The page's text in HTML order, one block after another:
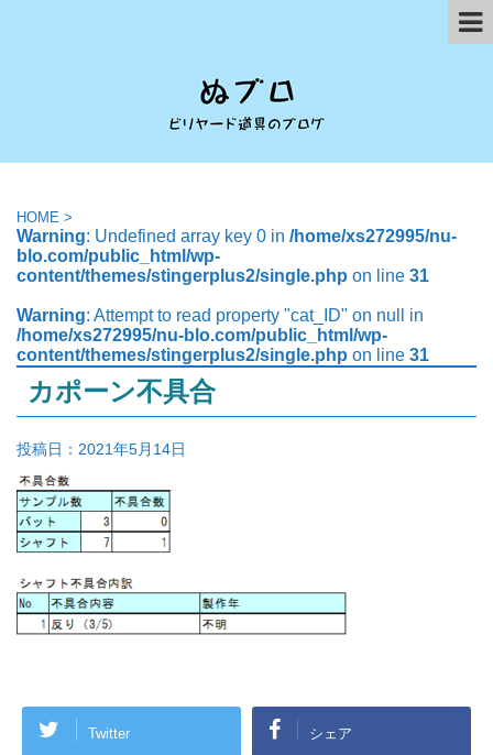
HOME >
Warning: Undefined array key 0 in /home/xs272995/nu-
blo.com/public_html/wp-
content/themes/stingerplus2/single.php on line 31
Warning: Attempt to read property "cat_ID" on null in
/home/xs272995/nu-blo.com/public_html/wp-
content/themes/stingerplus2/single.php on line 31
カポーン不具合
投稿日： 2021年5月14日
Twitter シェア